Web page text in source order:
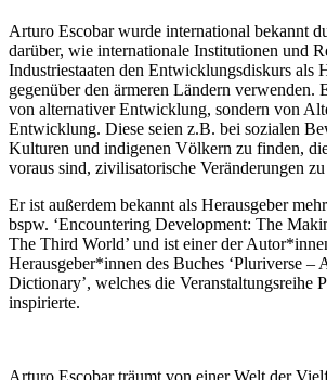
Arturo Escobar wurde international bekannt
darüber, wie internationale Institutionen und
Industriestaaten den Entwicklungsdiskurs als
gegenüber den ärmeren Ländern verwenden.
von alternativer Entwicklung, sondern von
Entwicklung. Diese seien z.B. bei sozialen
Kulturen und indigenen Völkern zu finden,
voraus sind, zivilisatorische Veränderungen
Er ist außerdem bekannt als Herausgeber
bspw. ‘Encountering Development: The
The Third World’ und ist einer der
Herausgeber*innen des Buches ‘Pluriverse –
Dictionary’, welches die
inspirierte.
Arturo Escobar träumt von einer Welt der